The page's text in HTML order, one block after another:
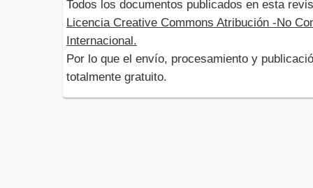
Todos los documentos publicados en esta
Licencia Creative Commons Atribución -No
Internacional.
Por lo que el envío, procesamiento y
totalmente gratuito.